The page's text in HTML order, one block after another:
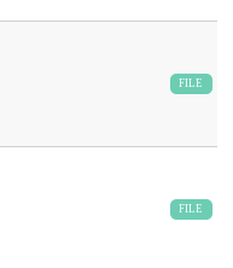
FILE
FILE